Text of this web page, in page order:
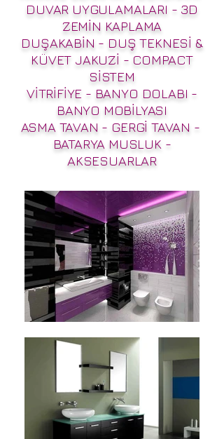
DUVAR UYGULAMALARI - 3D
ZEMİN KAPLAMA
DUŞAKABİN - DUŞ TEKNESİ &
KÜVET JAKUZİ - COMPACT
SİSTEM
VİTRİFİYE - BANYO DOLABI -
BANYO MOBİLYASI
ASMA TAVAN - GERGİ TAVAN -
BATARYA MUSLUK -
AKSESUARLAR